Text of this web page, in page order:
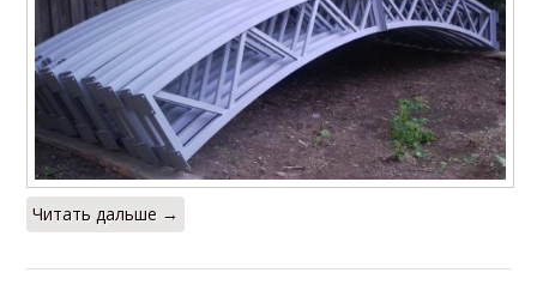
Читать дальше →